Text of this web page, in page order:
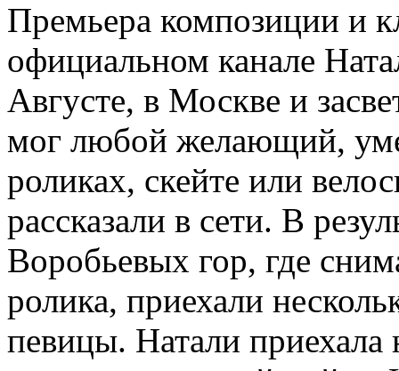
Премьера композиции и
официальном канале
Августе, в Москве и
мог любой желающий,
роликах, скейте или
рассказали в сети. В
Воробьевых гор, где
ролика, приехали
певицы. Натали